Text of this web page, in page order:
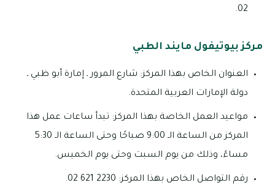
02.
مركز بيوتيفول مايند الطبي
العنوان الخاص بهذا المركز: شارع المرور ـ إمارة أبو ظبي ـ
دولة الإمارات العربية المتحدة.
مواعيد العمل الخاصة بهذا المركز: تبدأ ساعات عمل هذا
المركز من الساعة الـ 9:00 صباحًا وحتى الساعة الـ 5:30
مساءً، وذلك من يوم السبت وحتى يوم الخميس.
رقم التواصل الخاص بهذا المركز: 2230 621 02.